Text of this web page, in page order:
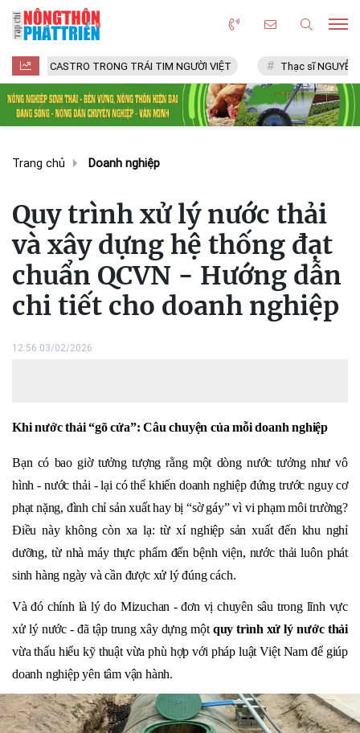
CASTRO TRONG TRÁI TIM NGƯỜI VIỆT Thạc sĩ NGUYỄN VĂN CHÍ
Trang chủ Doanh nghiệp
Quy trình xử lý nước thải
và xây dựng hệ thống đạt
chuẩn QCVN - Hướng dẫn
chi tiết cho doanh nghiệp
12:56 03/02/2026
Khi nước thải “gõ cửa”: Câu chuyện của mỗi doanh nghiệp
Bạn có bao giờ tưởng tượng rằng một dòng nước tưởng như vô
hình - nước thải - lại có thể khiến doanh nghiệp đứng trước nguy cơ
phạt nặng, đình chỉ sản xuất hay bị “sờ gáy” vì vi phạm môi trường?
Điều này không còn xa lạ: từ xí nghiệp sản xuất đến khu nghỉ
dưỡng, từ nhà máy thực phẩm đến bệnh viện, nước thải luôn phát
sinh hàng ngày và cần được xử lý đúng cách.
Và đó chính là lý do Mizuchan - đơn vị chuyên sâu trong lĩnh vực
xử lý nước - đã tập trung xây dựng một quy trình xử lý nước thải
vừa thấu hiểu kỹ thuật vừa phù hợp với pháp luật Việt Nam để giúp
doanh nghiệp yên tâm vận hành.